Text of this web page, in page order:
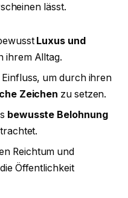
lässt.
Luxus und
ihrem Alltag.
um durch ihren
Zeichen zu setzen.
bewusste Belohnung
Reichtum und
Öffentlichkeit